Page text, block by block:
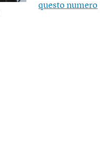
questo numero